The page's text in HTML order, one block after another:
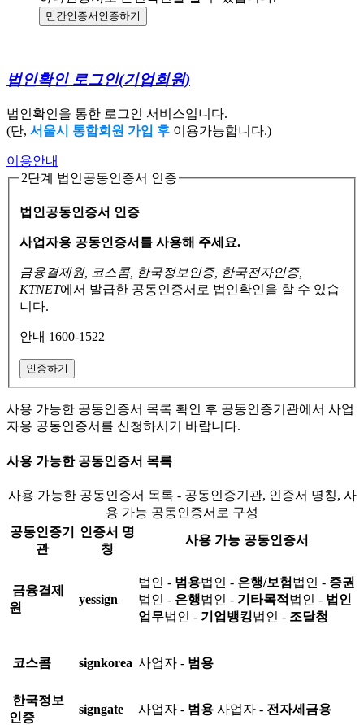
민간인증서 인증하기
법인확인 로그인(기업회원)
법인확인을 통한 로그인 서비스입니다.
(단, 서울시 통합회원 가입 후 이용가능합니다.)
이용안내
2단계 법인공동인증서 인증
법인공동인증서 인증
사업자용 공동인증서를 사용해 주세요.
금융결제원, 코스콤, 한국정보인증, 한국전자인증,
KTNET에서 발급한 공동인증서로 법인확인을 할 수 있습
니다.
안내 1600-1522
인증하기
사용 가능한 공동인증서 목록 확인 후 공동인증기관에서 사업
자용 공동인증서를 신청하시기 바랍니다.
사용 가능한 공동인증서 목록
사용 가능한 공동인증서 목록 - 공동인증기관, 인증서 명칭, 사
용 가능 공동인증서로 구성
공동인증기
관
인증서 명
칭
사용 가능 공동인증서
금융결제
원
yessign
법인 - 범용법인 - 은행/보험 법인 - 증권
법인 - 은행법인 - 기타목적 법인 - 법인
업무법인 - 기업뱅킹법인 - 조달청
코스콤 signkorea 사업자 - 범용
한국정보
인증
signgate 사업자 - 범용 사업자 - 전자세금용